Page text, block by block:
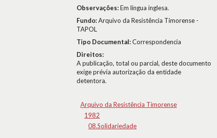
Observações:Em língua inglesa.
Fundo:Arquivo da Resistência Timorense -
TAPOL
Tipo Documental:Correspondencia
Direitos:
A publicação, total ou parcial, deste documento
exige prévia autorização da entidade
detentora.
Arquivo da Resistência Timorense
1982
08.Solidariedade